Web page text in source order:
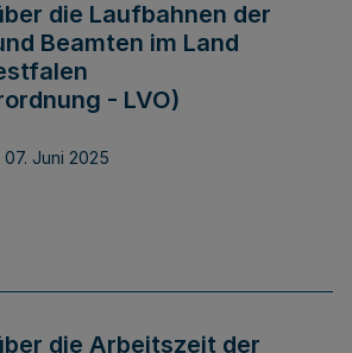
die Laufbahnen der
Beamten im Land
- LVO)
07. Juni 2025
die Arbeitszeit der